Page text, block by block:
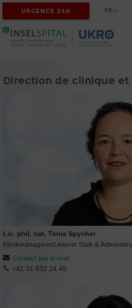
URGENCE 24H FR
Direction de clinique
Lic. phil. nat. Tonia Spycher
Klinikmanagerin/Leiterin Stab &
Contact par e-mail
+41 31 632 24 45